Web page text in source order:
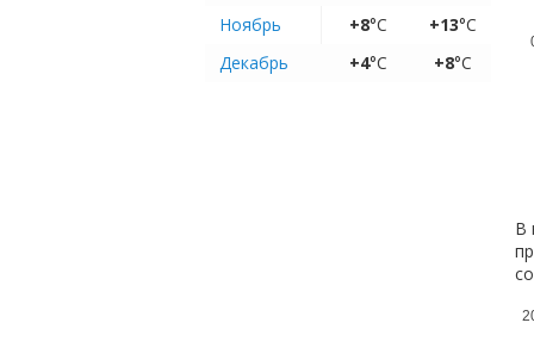
Ноябрь
+8°C +13°C
Декабрь
+4°C +8°C
В